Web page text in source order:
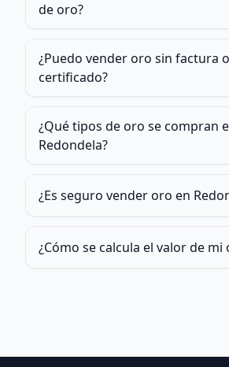
de oro?
¿Puedo vender oro sin factura o
certificado?
¿Qué tipos de oro se compran
Redondela?
¿Es seguro vender oro en
¿Cómo se calcula el valor de mi